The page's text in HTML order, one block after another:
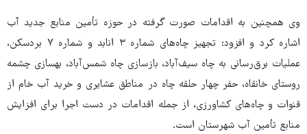
وی همچنین به اقدامات صورت گرفته در حوزه تأمین منابع جدید آب
اشاره کرد و افزود: تجهیز چاه‌های شماره ۳ انابد و شماره ۷ بردسکن،
عملیات برق‌رسانی به چاه سیف‌آباد، بازسازی چاه شمس‌آباد، بهسازی چشمه
روستای خانقاه، حفر چهار حلقه چاه در مناطق عشایری و خرید آب خام از
قنوات و چاه‌های کشاورزی، از جمله اقدامات در دست اجرا برای افزایش
منابع تأمین آب شهرستان است.